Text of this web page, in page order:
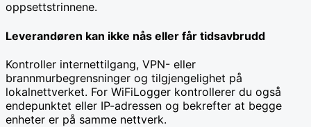
oppsettstrinnene.
Leverandøren kan ikke nås eller får tidsavbrudd
Kontroller internettilgang, VPN- eller
brannmurbegrensninger og tilgjengelighet på
lokalnettverket. For WiFiLogger kontrollerer du også
endepunktet eller IP-adressen og bekrefter at begge
enheter er på samme nettverk.